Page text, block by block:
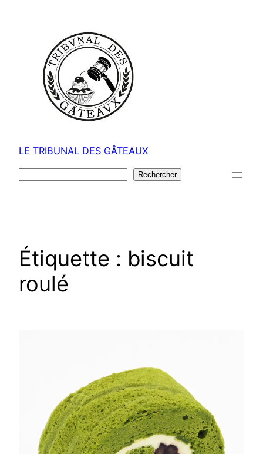
LE TRIBUNAL DES GÂTEAUX
Rechercher
Étiquette : biscuit
roulé